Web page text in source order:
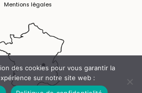
Mentions légales
des cookies pour vous garantir la
sur notre site web :